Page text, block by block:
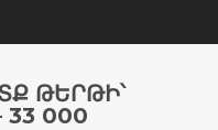
ԹԵՐԹԻ՝
000